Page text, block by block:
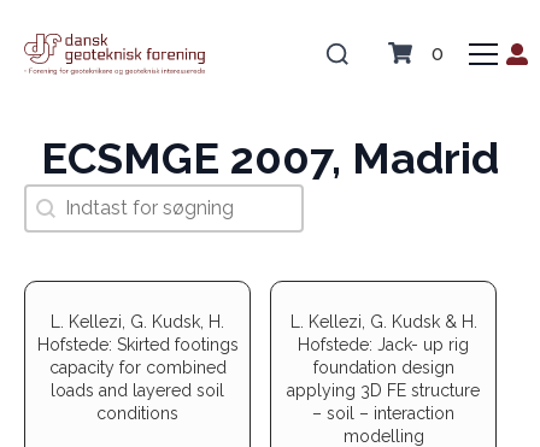
0
ECSMGE 2007, Madrid
Search
Search content
L. Kellezi, G. Kudsk, H.
Hofstede: Skirted footings
capacity for combined
loads and layered soil
conditions
L. Kellezi, G. Kudsk & H.
Hofstede: Jack- up rig
foundation design
applying 3D FE structure
– soil – interaction
modelling